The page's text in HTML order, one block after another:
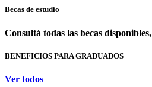
Becas de estudio
Consultá todas las becas disponibles,
BENEFICIOS PARA GRADUADOS
Ver todos